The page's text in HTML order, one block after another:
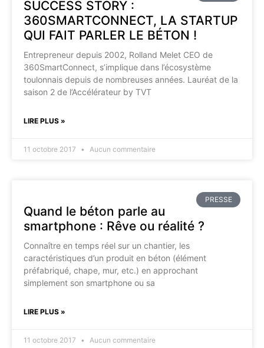
SUCCESS STORY :
360SMARTCONNECT, LA STARTUP
QUI FAIT PARLER LE BÉTON !
Entrepreneur depuis 2002, Rolland Melet CEO de
360SmartConnect, s’implique dans l’écosystème
toulonnais depuis de nombreuses années. Lauréat de la
saison 2 de l’Accélérateur by TVT
LIRE PLUS »
11 octobre 2017 Aucun commentaire
PRESSE
Quand le béton parle au
smartphone : Rêve ou réalité ?
Connaître en temps réel sur un chantier, les
caractéristiques d’un produit en béton (élément
préfabriqué, chape, mur, etc.) en approchant
simplement son smartphone ou sa
LIRE PLUS »
11 octobre 2017 Aucun commentaire